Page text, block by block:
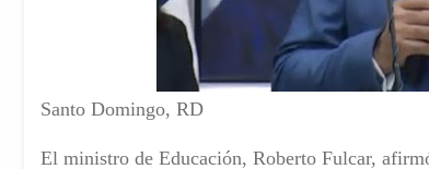
Santo Domingo, RD
El ministro de Educación, Roberto Fulcar,